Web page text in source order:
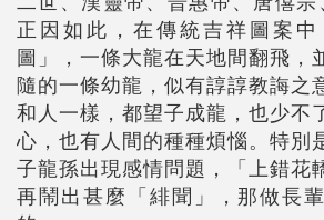
正因如此，在傳統吉祥圖案
圖」，一條大龍在天地間翻飛，
隨的一條幼龍，似有諄諄教誨之
和人一樣，都望子成龍，也少不
心，也有人間的種種煩惱。特別
子龍孫出現感情問題，「上錯花
再鬧出甚麼「緋聞」，那做長